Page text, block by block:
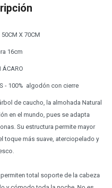
X 70CM
16cm
ÁCARO
- 100% algodón con cierre
de caucho, la almohada Natural
en el mundo, pues se adapta
Su estructura permite mayor
toque más suave, aterciopelado y
total soporte de la cabeza